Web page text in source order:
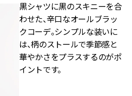
黒シャツに黒のスキニーを合
わせた、辛口なオールブラッ
クコーデ。シンプルな装いに
は、柄のストールで季節感と
華やかさをプラスするのがポ
イントです。